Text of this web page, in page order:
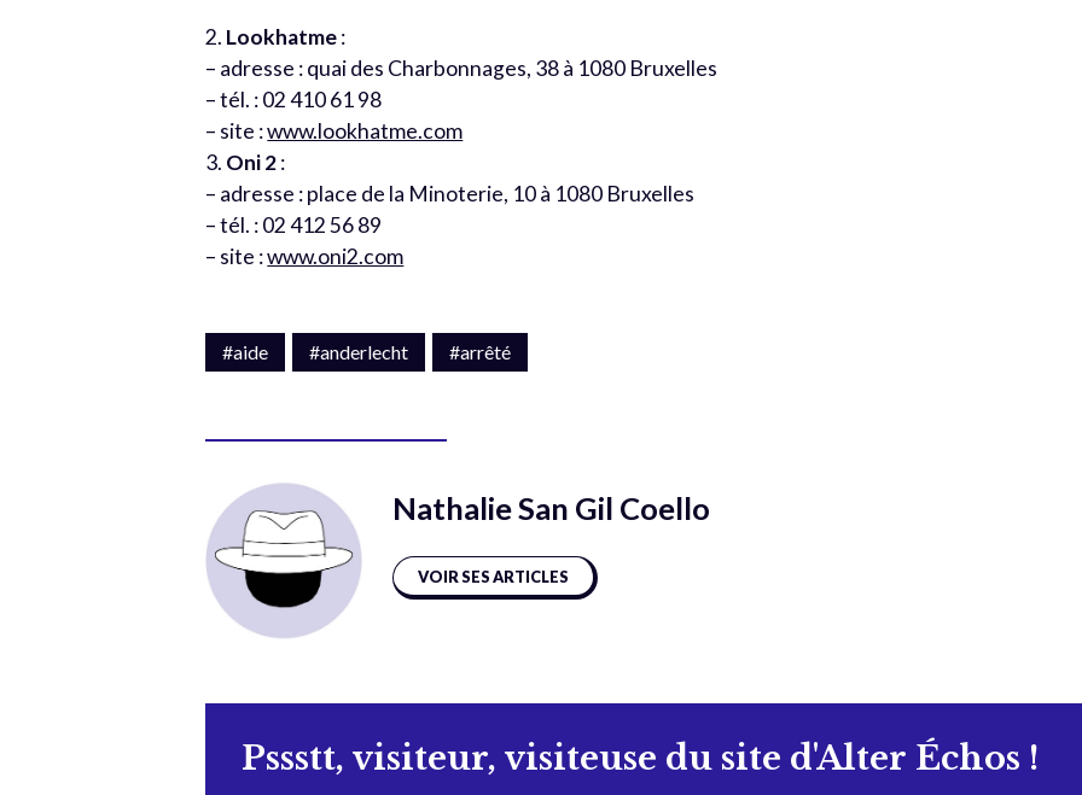
2. Lookhatme:
– adresse : quai des Charbonnages, 38 à 1080 Bruxelles
– tél. : 02 410 61 98
– site :www.lookhatme.com
3. Oni 2:
– adresse : place de la Minoterie, 10 à 1080 Bruxelles
– tél. : 02 412 56 89
– site :www.oni2.com
#aide #anderlecht #arrêté
Nathalie San Gil Coello
VOIR SES ARTICLES
Pssstt, visiteur, visiteuse du site d'Alter Échos !